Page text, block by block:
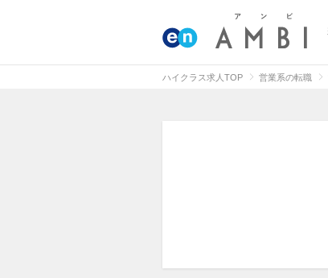
ハイクラス求人TOP 営業系の転職